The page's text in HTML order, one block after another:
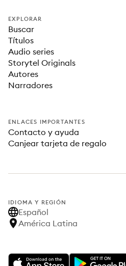
EXPLORAR
Buscar
Títulos
Audio series
Storytel Originals
Autores
Narradores
ENLACES IMPORTANTES
Contacto y ayuda
Canjear tarjeta de regalo
IDIOMA Y REGIÓN
Español
América Latina